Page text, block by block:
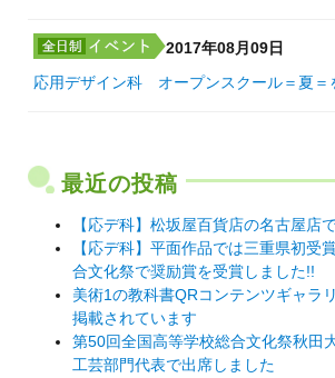
2017年08月09日
応用デザイン科 オープンスクール＝夏＝
最近の投稿
【応デ科】松坂屋百貨店の名古屋店
【応デ科】平面作品では三重県初受
合文化祭で奨励賞を受賞しました!!
美術1の教科書QRコンテンツギャラ
掲載されています
第50回全国高等学校総合文化祭秋田
工芸部門代表で出席しました